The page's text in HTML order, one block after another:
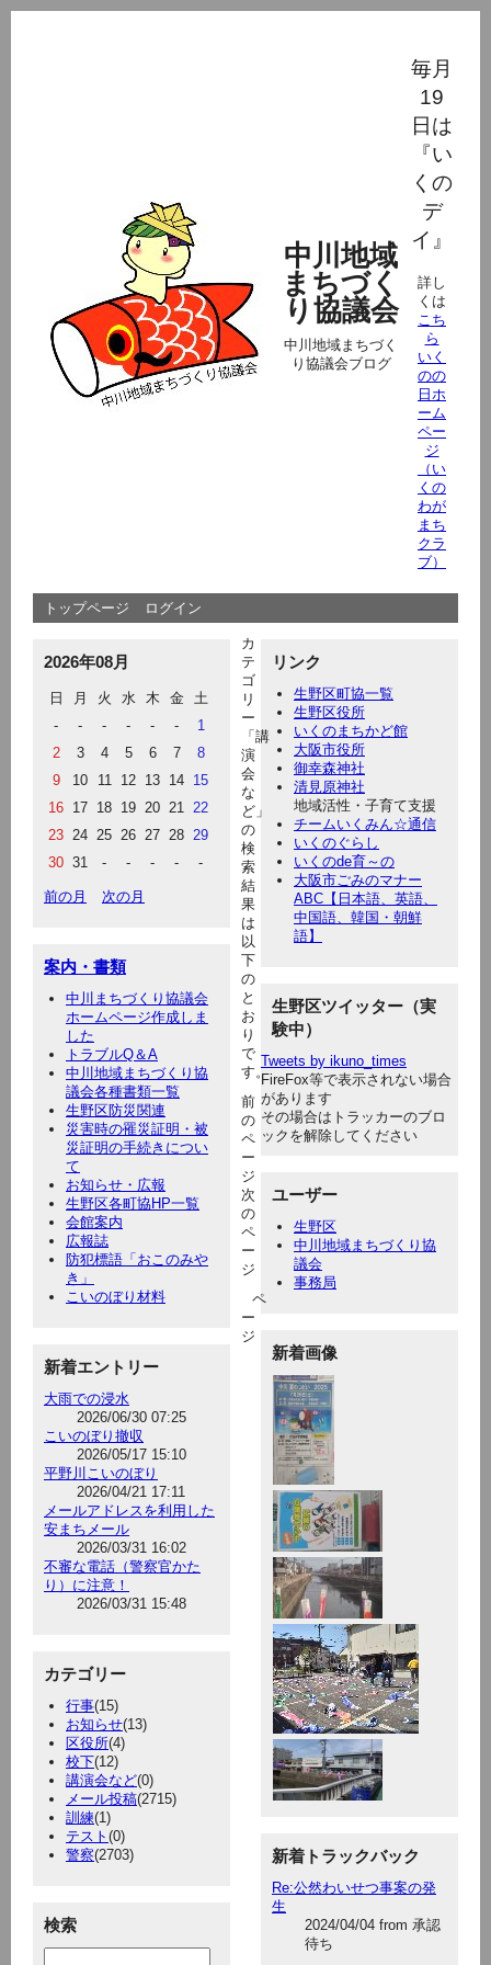
中川地域
まちづく
り協議会
中川地域まちづく
り協議会ブログ
毎月
19
日は
『い
くの
デ
イ』
詳し
くは
こち
ら
いく
のの
日ホ
ーム
ペー
ジ
（い
くの
わが
まち
クラ
ブ）
トップページ ログイン
2026年08月
日 月 火 水 木 金
土
-
- - - - -
1
2
3 4 5 6 7
8
9
10 11 12 13 14 15
16 17 18 19 20 21 22
23 24 25 26 27 28 29
30 31 - - - - -
前の月 次の月
案内・書類
中川まちづくり協議会
ホームページ作成しま
した
トラブルQ＆A
中川地域まちづくり協
議会各種書類一覧
生野区防災関連
災害時の罹災証明・被
災証明の手続きについ
て
お知らせ・広報
生野区各町協HP一覧
会館案内
広報誌
防犯標語「おこのみや
き」
こいのぼり材料
新着エントリー
大雨での浸水
2026/06/30 07:25
こいのぼり撤収
2026/05/17 15:10
平野川こいのぼり
2026/04/21 17:11
メールアドレスを利用した
安まちメール
2026/03/31 16:02
不審な電話（警察官かた
り）に注意！
2026/03/31 15:48
カテゴリー
行事(15)
お知らせ(13)
区役所(4)
校下(12)
講演会など(0)
メール投稿(2715)
訓練(1)
テスト (0)
警察(2703)
検索
リンク
生野区町協一覧
生野区役所
いくのまちかど館
大阪市役所
御幸森神社
清見原神社
地域活性・子育て支援
チームいくみん☆通信
いくのぐらし
いくのde育～の
大阪市ごみのマナー
ABC【日本語、英語、
中国語、韓国・朝鮮
語】
生野区ツイッター（実
験中）
Tweets by ikuno_times
FireFox等で表示されない場合
があります
その場合はトラッカーのブロ
ックを解除してください
ユーザー
生野区
中川地域まちづくり協
議会
事務局
新着画像
新着トラックバック
Re:公然わいせつ事案の発
生
2024/04/04 from 承認
待ち
カ
テ
ゴ
リ
ー
「講
演
会
な
ど」
の
検
索
結
果
は
以
下
の
と
お
り
で
す。
前
の
ペ
ー
ジ
次
の
ペ
ー
ジ
ペ
ー
ジ